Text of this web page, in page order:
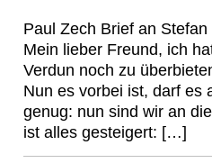
Paul Zech Brief an
Mein lieber Freund, ich
Verdun noch zu
Nun es vorbei ist, darf es
genug: nun sind wir an
ist alles gesteigert: […]